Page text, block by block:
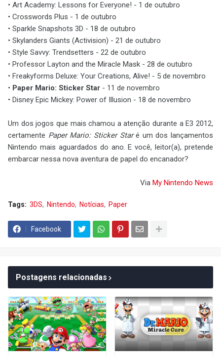
• Art Academy: Lessons for Everyone! - 1 de outubro
• Crosswords Plus - 1 de outubro
• Sparkle Snapshots 3D - 18 de outubro
• Skylanders Giants (Activision) - 21 de outubro
• Style Savvy: Trendsetters - 22 de outubro
• Professor Layton and the Miracle Mask - 28 de outubro
• Freakyforms Deluxe: Your Creations, Alive! - 5 de novembro
• Paper Mario: Sticker Star - 11 de novembro
• Disney Epic Mickey: Power of Illusion - 18 de novembro
Um dos jogos que mais chamou a atenção durante a E3 2012,
certamente Paper Mario: Sticker Staré um dos lançamentos
Nintendo mais aguardados do ano. E você, leitor(a), pretende
embarcar nessa nova aventura de papel do encanador?
Via My Nintendo News
Tags: 3DS Nintendo Notícias Paper
Facebook
Postagens relacionadas